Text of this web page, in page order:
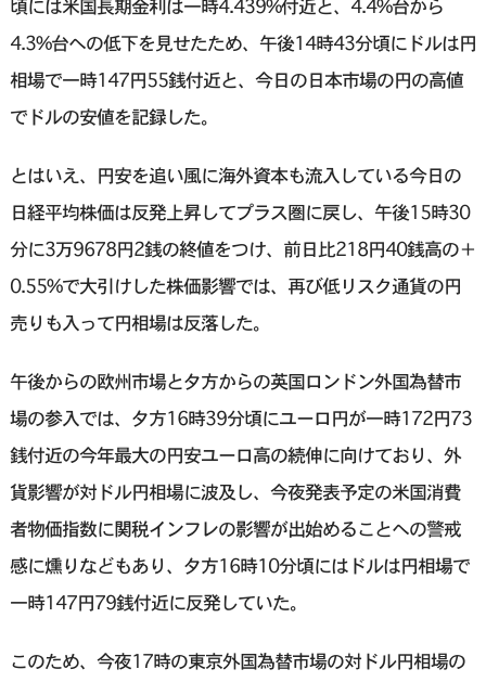
頃には米国長期金利は一時4.439%付近と、4.4%台から
4.3%台への低下を見せたため、午後14時43分頃にドルは円
相場で一時147円55銭付近と、今日の日本市場の円の高値
でドルの安値を記録した。
とはいえ、円安を追い風に海外資本も流入している今日の
日経平均株価は反発上昇してプラス圏に戻し、午後15時30
分に3万9678円2銭の終値をつけ、前日比218円40銭高の＋
0.55%で大引けした株価影響では、再び低リスク通貨の円
売りも入って円相場は反落した。
午後からの欧州市場と夕方からの英国ロンドン外国為替市
場の参入では、夕方16時39分頃にユーロ円が一時172円73
銭付近の今年最大の円安ユーロ高の続伸に向けており、外
貨影響が対ドル円相場に波及し、今夜発表予定の米国消費
者物価指数に関税インフレの影響が出始めることへの警戒
感に燻りなどもあり、夕方16時10分頃にはドルは円相場で
一時147円79銭付近に反発していた。
このため、今夜17時の東京外国為替市場の対ドル円相場の